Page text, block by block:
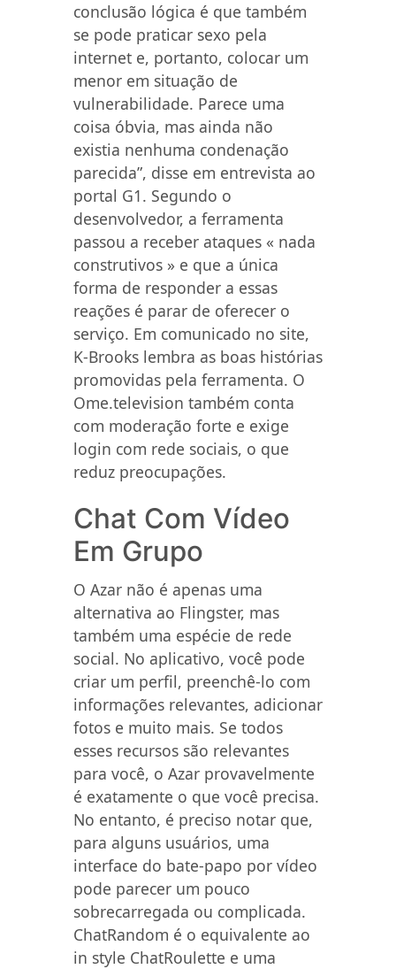
conclusão lógica é que também
se pode praticar sexo pela
internet e, portanto, colocar um
menor em situação de
vulnerabilidade. Parece uma
coisa óbvia, mas ainda não
existia nenhuma condenação
parecida”, disse em entrevista ao
portal G1. Segundo o
desenvolvedor, a ferramenta
passou a receber ataques « nada
construtivos » e que a única
forma de responder a essas
reações é parar de oferecer o
serviço. Em comunicado no site,
K-Brooks lembra as boas histórias
promovidas pela ferramenta. O
Ome.television também conta
com moderação forte e exige
login com rede sociais, o que
reduz preocupações.
Chat Com Vídeo
Em Grupo
O Azar não é apenas uma
alternativa ao Flingster, mas
também uma espécie de rede
social. No aplicativo, você pode
criar um perfil, preenchê-lo com
informações relevantes, adicionar
fotos e muito mais. Se todos
esses recursos são relevantes
para você, o Azar provavelmente
é exatamente o que você precisa.
No entanto, é preciso notar que,
para alguns usuários, uma
interface do bate-papo por vídeo
pode parecer um pouco
sobrecarregada ou complicada.
ChatRandom é o equivalente ao
in style ChatRoulette e uma